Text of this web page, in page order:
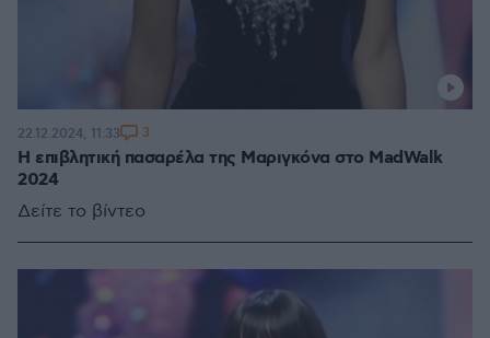
Η επιβλητική πασαρέλα της Μαριγκόνα στο MadWalk
2024
Δείτε το βίντεο
22.12.2024, 11:33 3